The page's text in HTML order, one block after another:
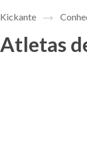
Kickante
Atletas